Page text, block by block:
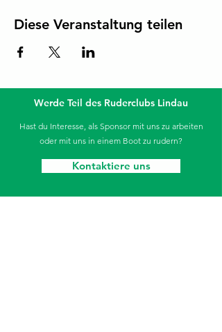
Diese Veranstaltung teilen
Werde Teil des Ruderclubs Lindau
Hast du Interesse, als Sponsor mit uns zu arbeiten
oder mit uns in einem Boot zu rudern?
Kontaktiere uns